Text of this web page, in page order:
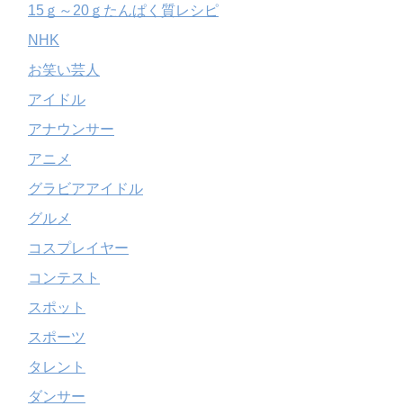
15ｇ～20ｇたんぱく質レシピ
NHK
お笑い芸人
アイドル
アナウンサー
アニメ
グラビアアイドル
グルメ
コスプレイヤー
コンテスト
スポット
スポーツ
タレント
ダンサー